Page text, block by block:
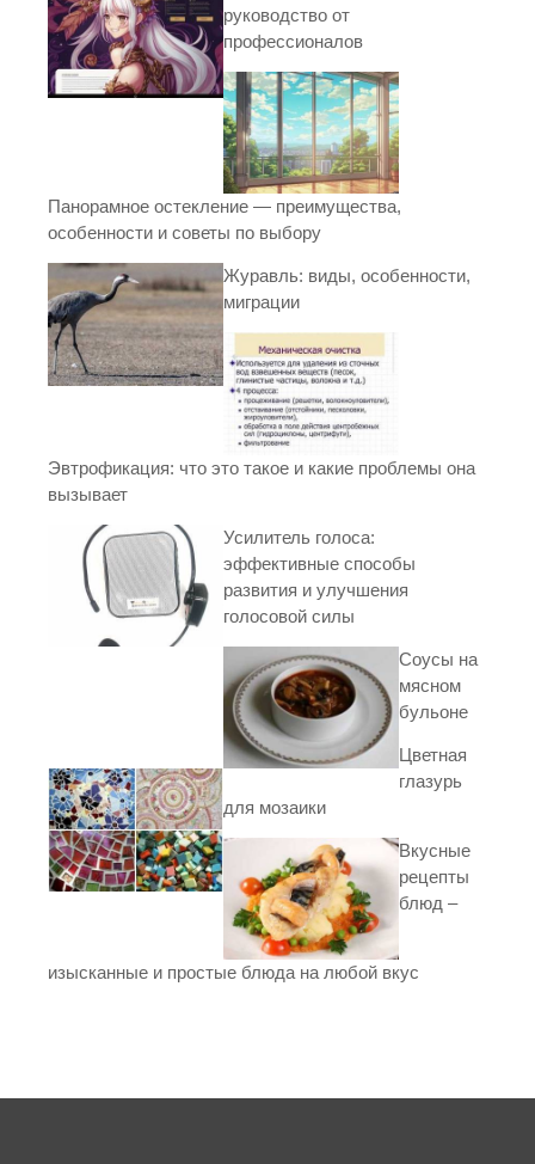
руководство от
профессионалов
Панорамное остекление — преимущества,
особенности и советы по выбору
Журавль: виды, особенности,
миграции
Эвтрофикация: что это такое и какие проблемы она
вызывает
Усилитель голоса:
эффективные способы
развития и улучшения
голосовой силы
Соусы на
мясном
бульоне
Цветная
глазурь
для мозаики
Вкусные
рецепты
блюд –
изысканные и простые блюда на любой вкус